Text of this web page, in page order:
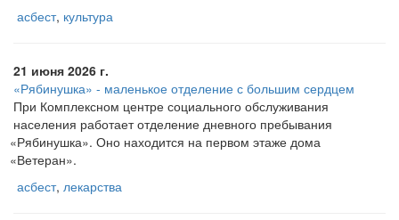
асбест, культура
21 июня 2026 г.
«Рябинушка» ­- маленькое отделение с большим сердцем
При Комплексном центре социального обслуживания
населения работает отделение дневного пребывания
«Рябинушка». Оно находится на первом этаже дома
«Ветеран».
асбест, лекарства